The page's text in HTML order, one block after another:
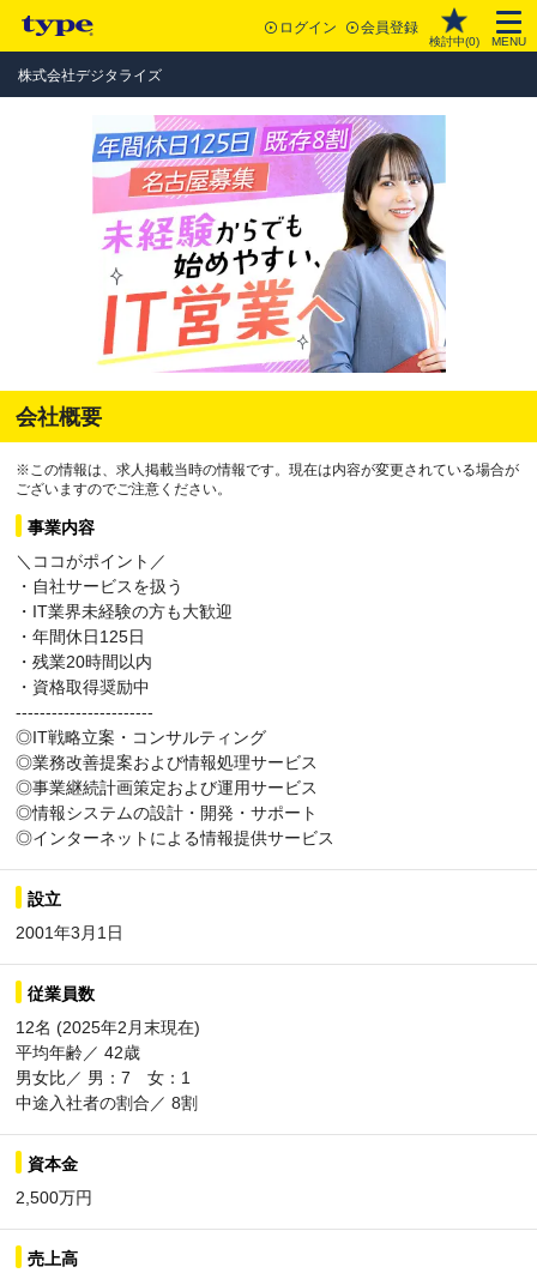
ログイン 会員登録
検討中(0) MENU
株式会社デジタライズ
会社概要
※この情報は、求人掲載当時の情報です。現在は内容が変更されている場合が
ございますのでご注意ください。
事業内容
＼ココがポイント／
・自社サービスを扱う
・IT業界未経験の方も大歓迎
・年間休日125日
・残業20時間以内
・資格取得奨励中
-----------------------
◎IT戦略立案・コンサルティング
◎業務改善提案および情報処理サービス
◎事業継続計画策定および運用サービス
◎情報システムの設計・開発・サポート
◎インターネットによる情報提供サービス
設立
2001年3月1日
従業員数
12名 (2025年2月末現在)
平均年齢／ 42歳
男女比／ 男：7 女：1
中途入社者の割合／ 8割
資本金
2,500万円
売上高